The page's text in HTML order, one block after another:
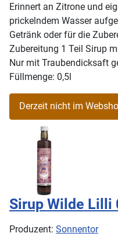
Erinnert an Zitrone und
prickelndem Wasser
Getränk oder für die
Zubereitung 1 Teil Sirup
Nur mit Traubendicksaft
Füllmenge: 0,5l
Sirup Wilde Lilli
Produzent: Sonnentor